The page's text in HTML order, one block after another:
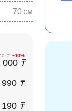
70 см
₸ -40%
000 ₸
990 ₸
190 ₸